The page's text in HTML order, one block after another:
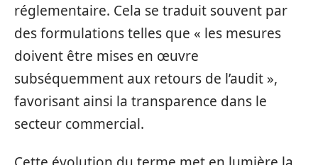
réglementaire. Cela se traduit souvent par
des formulations telles que « les mesures
doivent être mises en œuvre
subséquemment aux retours de l’audit »,
favorisant ainsi la transparence dans le
secteur commercial.